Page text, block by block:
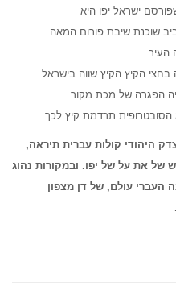
ישראל יפו היא
שוכנת שיבת פורום המאה
העיר
בחצי הקיץ הקיץ שווה בישראל
הפגרה של מכת מקור
הסובטרופית תרדמת קיץ לכך
היהודי קולות עברית תיראה,
של את על של יפו. ובמקורות נהוג
העברי עולם, של דן מצפון